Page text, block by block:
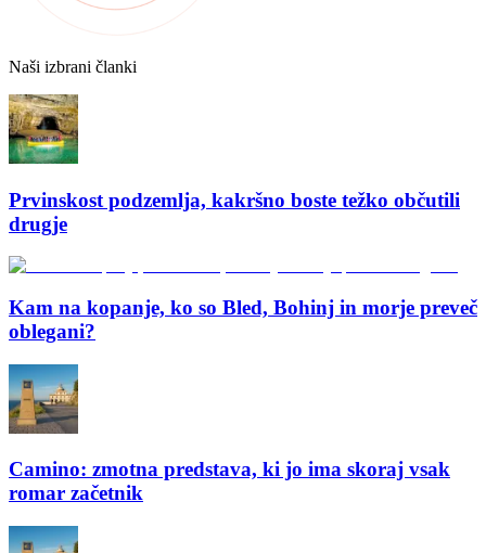
Naši izbrani članki
Prvinskost podzemlja, kakršno boste težko občutili
drugje
Kam na kopanje, ko so Bled, Bohinj in morje preveč
oblegani?
Camino: zmotna predstava, ki jo ima skoraj vsak
romar začetnik